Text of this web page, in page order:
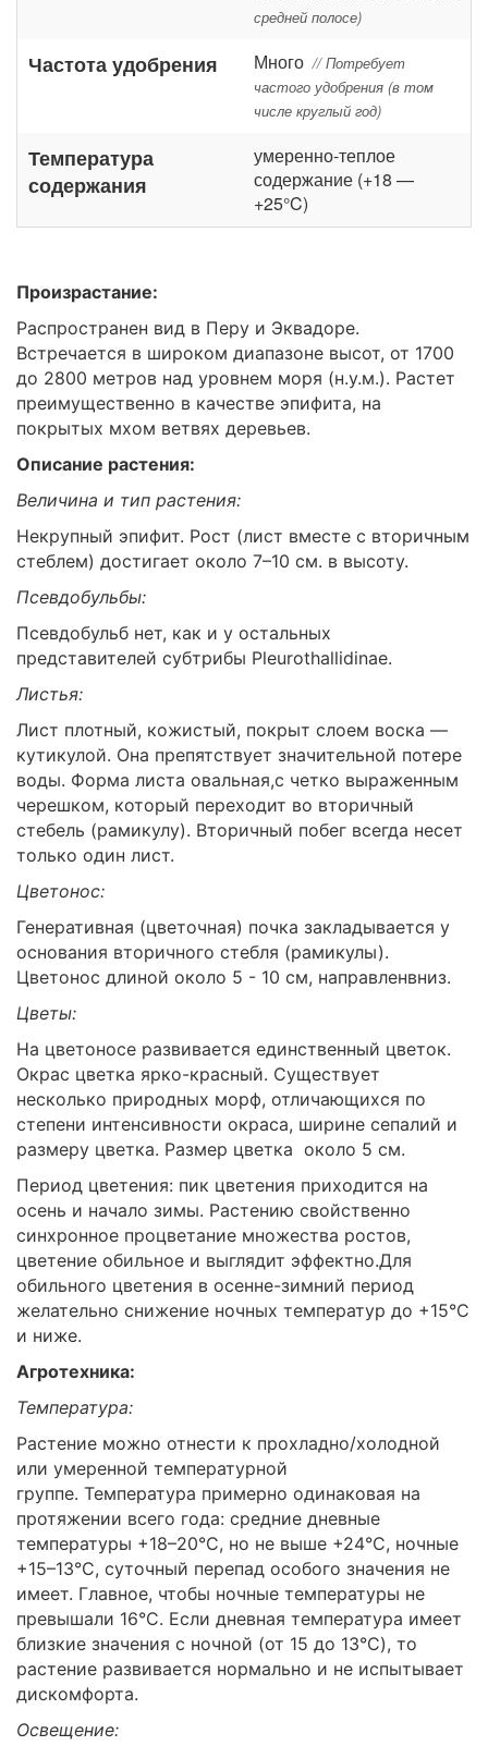
средней полосе)
Частота удобрения Много // Потребует
частого удобрения (в том
числе круглый год)
Температура
содержания
умеренно-теплое
содержание (+18 —
+25°C)
Произрастание:
Распространен вид в Перу и Эквадоре.
Встречается в широком диапазоне высот, от 1700
до 2800 метров над уровнем моря (н.у.м.). Растет
преимущественно в качестве эпифита, на
покрытых мхом ветвях деревьев.
Описание растения:
Величина и тип растения:
Некрупный эпифит. Рост (лист вместе с вторичным
стеблем) достигает около 7–10 см. в высоту.
Псевдобульбы:
Псевдобульб нет, как и у остальных
представителей субтрибы Pleurothallidinae.
Листья:
Лист плотный, кожистый, покрыт слоем воска —
кутикулой. Она препятствует значительной потере
воды. Форма листа овальная,с четко выраженным
черешком, который переходит во вторичный
стебель (рамикулу). Вторичный побег всегда несет
только один лист.
Цветонос:
Генеративная (цветочная) почка закладывается у
основания вторичного стебля (рамикулы).
Цветонос длиной около 5 - 10 см, направленвниз.
Цветы:
На цветоносе развивается единственный цветок.
Окрас цветка ярко-красный. Существует
несколько природных морф, отличающихся по
степени интенсивности окраса, ширине сепалий и
размеру цветка. Размер цветка около 5 см.
Период цветения: пик цветения приходится на
осень и начало зимы. Растению свойственно
синхронное процветание множества ростов,
цветение обильное и выглядит эффектно.Для
обильного цветения в осенне-зимний период
желательно снижение ночных температур до +15°C
и ниже.
Агротехника:
Температура:
Растение можно отнести к прохладно/холодной
или умеренной температурной
группе. Температура примерно одинаковая на
протяжении всего года: средние дневные
температуры +18–20°C, но не выше +24°C, ночные
+15–13°C, суточный перепад особого значения не
имеет. Главное, чтобы ночные температуры не
превышали 16°C. Если дневная температура имеет
близкие значения с ночной (от 15 до 13°C), то
растение развивается нормально и не испытывает
дискомфорта.
Освещение: